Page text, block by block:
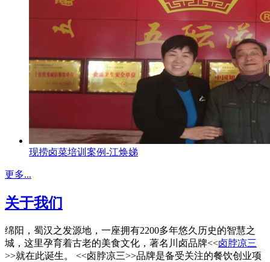
现捞卤菜培训案例-江焕娣
更多...
关于我们
绵阳，蜀汉之发源地，一座拥有2200多年悠久历史的智慧之
城，这里孕育着古老的美食文化，著名川卤品牌<<卤脖凉三
>>就在此诞生。 <<卤脖凉三>>品牌是备受关注的餐饮创业项